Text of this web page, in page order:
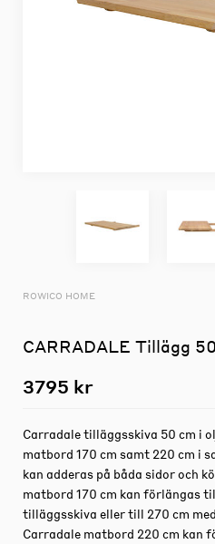
ROWICO HOME
CARRADALE Tillägg
3795 kr
Carradale tilläggsskiva 50 cm i
matbord 170 cm samt 220 cm i
kan adderas på båda sidor och
matbord 170 cm kan förlängas
tilläggsskiva eller till 270 cm
Carradale matbord 220 cm kan